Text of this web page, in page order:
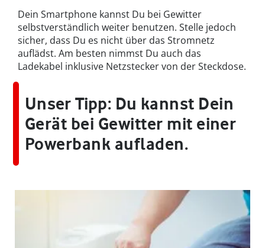
Dein Smartphone kannst Du bei Gewitter
selbstverständlich weiter benutzen. Stelle jedoch
sicher, dass Du es nicht über das Stromnetz
auflädst. Am besten nimmst Du auch das
Ladekabel inklusive Netzstecker von der Steckdose.
Unser Tipp: Du kannst Dein
Gerät bei Gewitter mit einer
Powerbank aufladen.